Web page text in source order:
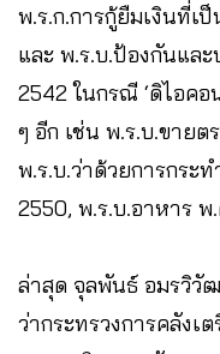
พ.ร.ก.การกู้ยืมเงินที่เ
และ พ.ร.บ.ป้องกันแล
2542 ในกรณี ‘ดิไอค
ๆ อีก เช่น พ.ร.บ.ขาย
พ.ร.บ.ว่าด้วยการกระ
2550, พ.ร.บ.อาหาร พ
ล่าสุด จุลพันธ์ อมรวิวั
ว่ากระทรวงการคลังเ